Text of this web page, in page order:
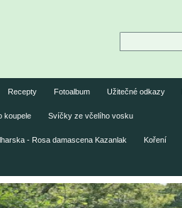
Recepty Fotoalbum Užitečné odkazy
koupele Svíčky ze včelího vosku
- Rosa damascena Kazanlak Koření